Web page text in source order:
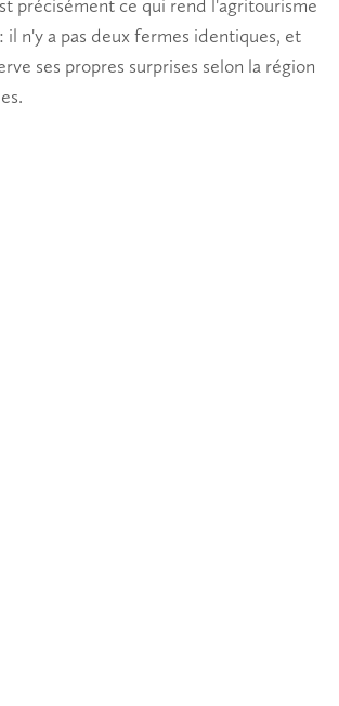
précisément ce qui rend l'agritourisme
il n'y a pas deux fermes identiques, et
ses propres surprises selon la région